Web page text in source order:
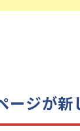
ージが